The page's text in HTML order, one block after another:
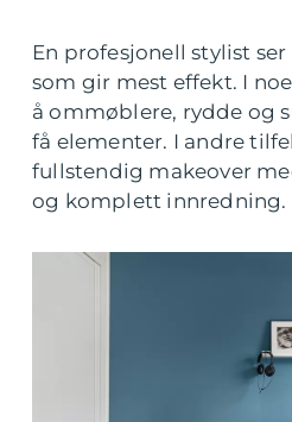
En profesjonell stylist
som gir mest effekt. I
å ommøblere, rydde og
få elementer. I andre
fullstendig makeover
og komplett innredning.